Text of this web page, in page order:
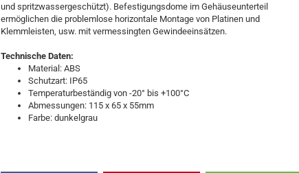
und spritzwassergeschützt). Befestigungsdome im Gehäuseunterteil
ermöglichen die problemlose horizontale Montage von Platinen und
Klemmleisten, usw. mit vermessingten Gewindeeinsätzen.
Technische Daten:
Material: ABS
Schutzart: IP65
Temperaturbeständig von -20° bis +100°C
Abmessungen: 115 x 65 x 55mm
Farbe: dunkelgrau